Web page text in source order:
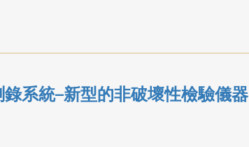
錄系統─新型的非破壞性檢驗儀器